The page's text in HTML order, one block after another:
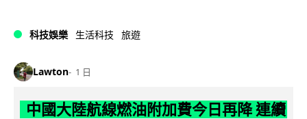
科技娛樂 生活科技 旅遊
Lawton 1 日
中國大陸航線燃油附加費今日再降 連續